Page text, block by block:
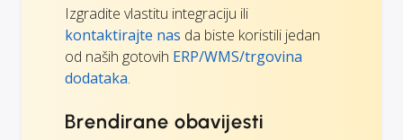
Izgradite vlastitu integraciju ili
kontaktirajte nas da biste koristili jedan
od naših gotovih ERP/WMS/trgovina
dodataka.
Brendirane obavijesti